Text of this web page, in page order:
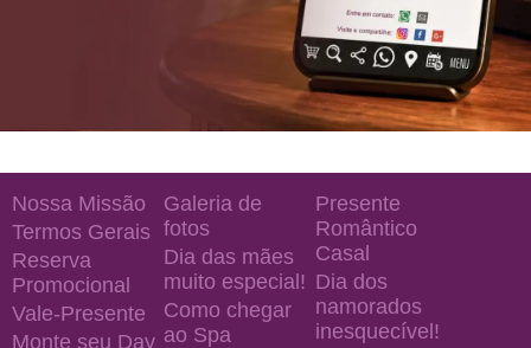
Nossa Missão
Termos Gerais
Reserva
Promocional
Vale-Presente
Monte seu Day
Galeria de
fotos
Dia das mães
muito especial!
Como chegar
ao Spa
Presente
Romântico
Casal
Dia dos
namorados
inesquecível!